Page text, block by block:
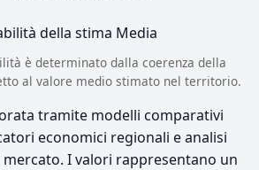
della stima Media
è determinato dalla coerenza della
al valore medio stimato nel territorio.
tramite modelli comparativi
economici regionali e analisi
I valori rappresentano un